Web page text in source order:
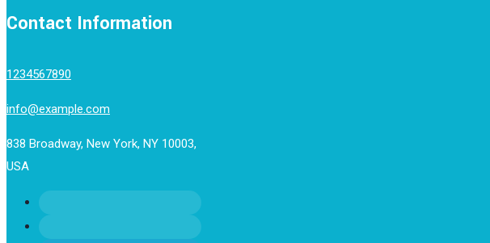
Contact Information
1234567890
info@example.com
838 Broadway, New York, NY 10003,
USA